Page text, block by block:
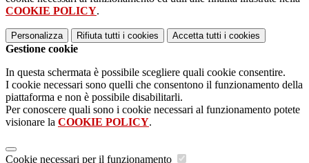
COOKIE POLICY.
Personalizza Rifiuta tutti i cookies Accetta tutti i cookies
Gestione cookie
In questa schermata è possibile scegliere quali cookie consentire.
I cookie necessari sono quelli che consentono il funzionamento della
piattaforma e non è possibile disabilitarli.
Per conoscere quali sono i cookie necessari al funzionamento potete
visionare la COOKIE POLICY.
Cookie necessari per il funzionamento